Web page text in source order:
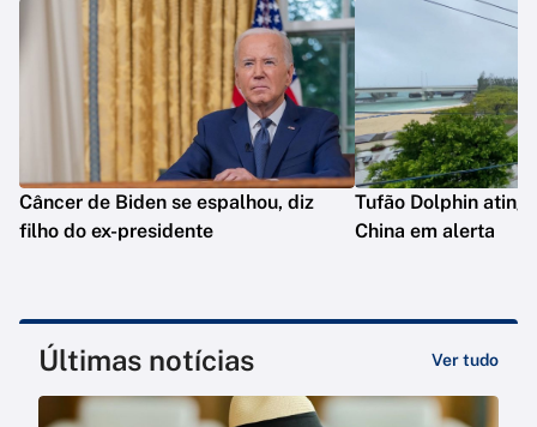
Câncer de Biden se espalhou, diz
filho do ex-presidente
Tufão Dolphin
China em alerta
Últimas notícias Ver tudo